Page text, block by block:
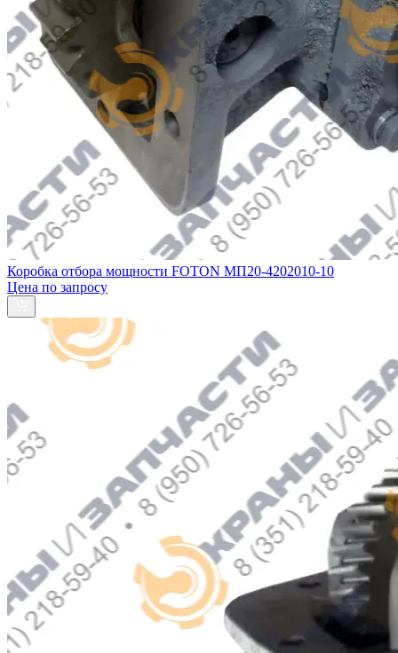
Коробка отбора мощности FOTON МП20-4202010-10
Цена по запросу